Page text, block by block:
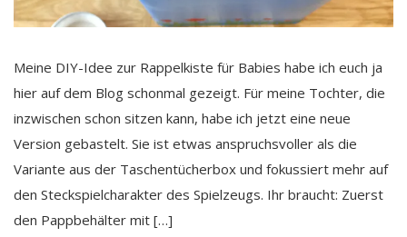
Meine DIY-Idee zur Rappelkiste für Babies habe ich euch ja
hier auf dem Blog schonmal gezeigt. Für meine Tochter, die
inzwischen schon sitzen kann, habe ich jetzt eine neue
Version gebastelt. Sie ist etwas anspruchsvoller als die
Variante aus der Taschentücherbox und fokussiert mehr auf
den Steckspielcharakter des Spielzeugs. Ihr braucht: Zuerst
den Pappbehälter mit […]